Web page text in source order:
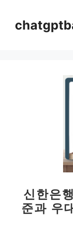
신한은
준과 우